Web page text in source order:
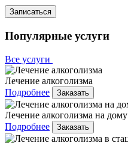
Записаться
Популярные услуги
Все услуги
Лечение алкоголизма
Подробнее
Заказать
Лечение алкоголизма на дому
Подробнее
Заказать